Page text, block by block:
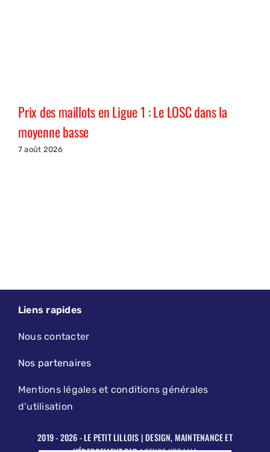
Prix des maillots en Ligue 1 : Le LOSC dans la
moyenne basse
7 août 2026
Liens rapides
Nous contacter
Nos partenaires
Mentions légales et conditions générales
d’utilisation
2019 - 2026 - LE PETIT LILLOIS | DESIGN, MAINTENANCE ET